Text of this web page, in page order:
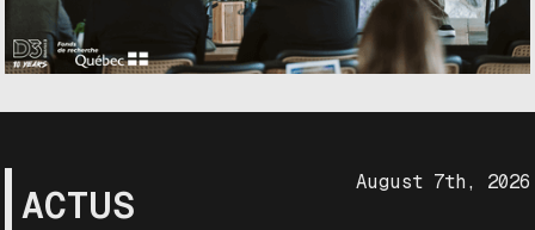
ACTUS
August 7th, 2026